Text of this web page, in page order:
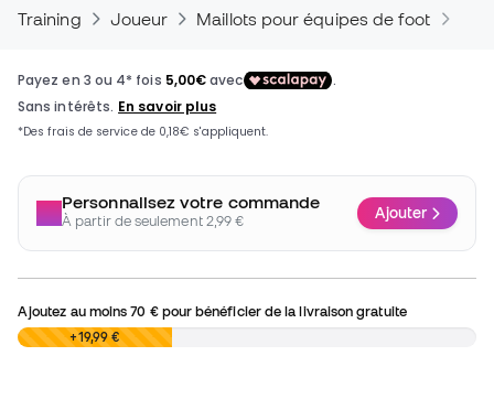
Training Joueur Maillots pour équipes de foot
Personnalisez votre commande
À partir de seulement 2,99 € Ajouter
Ajoutez au moins70 €pour bénéficier de la livraison gratuite
0,00 € +19,99 €